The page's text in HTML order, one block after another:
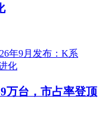
万台，市占率登顶